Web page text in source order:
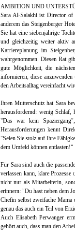
AMBITION UND
Sara Al-Salakhi ist Director of
anderem das Steigenberger
Sie hat eine siebenjährige
und gleichzeitig weiter aktiv
Karriereplanung im
wahrgenommen. Diesen Rat
gute Möglichkeit, die
informieren, diese
den Arbeitsalltag vereinfacht
Ihren Mutterschutz hat Sara
herausfordernd: wenig Schlaf,
"Das war kein
Herausforderungen kennt
"Seien Sie stolz auf Ihre
dem Umfeld können entlasten!"
Für Sara sind auch die
verlassen kann, klare
nicht nur als Mitarbeiterin,
erinnern: "Du hast neben dem
Chefin selbst zweifache
genau das auch ein Teil von
Auch Elisabeth Perwanger
gehört auch, dass man den